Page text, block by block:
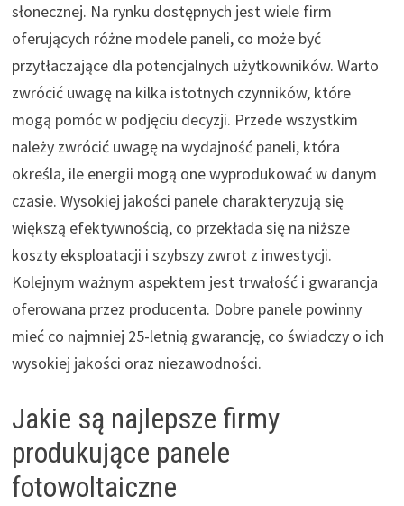
słonecznej. Na rynku dostępnych jest wiele firm
oferujących różne modele paneli, co może być
przytłaczające dla potencjalnych użytkowników. Warto
zwrócić uwagę na kilka istotnych czynników, które
mogą pomóc w podjęciu decyzji. Przede wszystkim
należy zwrócić uwagę na wydajność paneli, która
określa, ile energii mogą one wyprodukować w danym
czasie. Wysokiej jakości panele charakteryzują się
większą efektywnością, co przekłada się na niższe
koszty eksploatacji i szybszy zwrot z inwestycji.
Kolejnym ważnym aspektem jest trwałość i gwarancja
oferowana przez producenta. Dobre panele powinny
mieć co najmniej 25-letnią gwarancję, co świadczy o ich
wysokiej jakości oraz niezawodności.
Jakie są najlepsze firmy
produkujące panele
fotowoltaiczne